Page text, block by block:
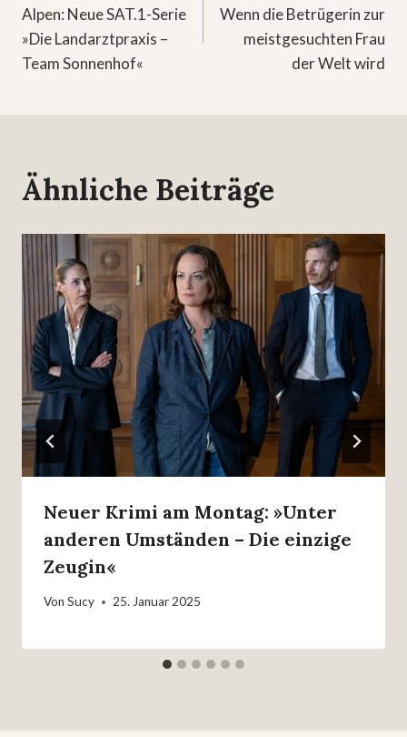
Alpen: Neue SAT.1-Serie
»Die Landarztpraxis –
Team Sonnenhof«
Wenn die Betrügerin zur
meistgesuchten Frau
der Welt wird
Ähnliche Beiträge
Neuer Krimi am Montag: »Unter
anderen Umständen – Die einzige
Zeugin«
Von Sucy 25. Januar 2025